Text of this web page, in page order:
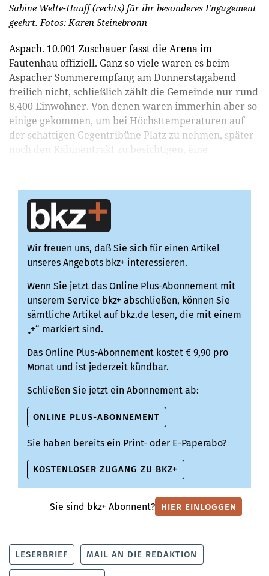
Sabine Welte-Hauff (rechts) für ihr besonderes Engagement
geehrt. Fotos: Karen Steinebronn
Aspach. 10.001 Zuschauer fasst die Arena im
Fautenhau offiziell. Ganz so viele waren es beim
Aspacher Sommerempfang am Donnerstagabend
freilich nicht, schließlich zählt die Gemeinde nur rund
8.400 Einwohner. Von denen waren immerhin aber so
einige gekommen, um bei Höchsttemperaturen auf
der schattigen Gegentribüne Platz zu nehmen, später
noch den Kabinentrakt zu besichtigen, eine
Wir freuen uns, daß Sie sich für einen Artikel
unseres Angebots bkz+ interessieren.
Wenn Sie jetzt das Online Plus-Abonnement mit
unserem Service bkz+ abschließen, können Sie
sämtliche Artikel auf bkz.de lesen, die mit einem
„+“ markiert sind.
Das Online Plus-Abonnement kostet € 9,90 pro
Monat und ist jederzeit kündbar.
Schließen Sie jetzt ein Abonnement ab:
ONLINE PLUS-ABONNEMENT
Sie haben bereits ein Print- oder E-Paperabo?
KOSTENLOSER ZUGANG ZU BKZ+
Sie sind bkz+ Abonnent? HIER EINLOGGEN
LESERBRIEF MAIL AN DIE REDAKTION